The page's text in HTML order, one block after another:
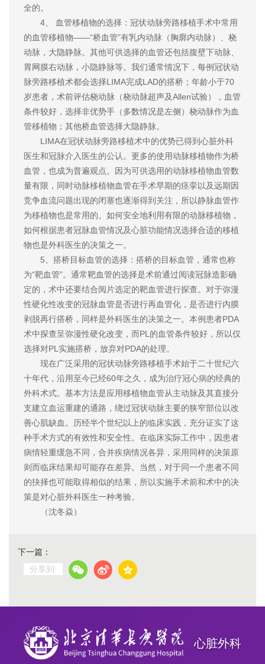
全的。
4、 血管移植物的选择：冠状动脉旁路移植手术中常用
的血管移植物——“桥血管”有乳内动脉（胸廓内动脉）、桡
动脉，大隐静脉。其他可供选择的血管还包括腹壁下动脉、
胃网膜右动脉，小隐静脉等。我们通常情况下，每例冠状动
脉旁路移植术都会选择LIMA完成LAD的搭桥；年龄小于70
岁患者，术前评估桡动脉（桡动脉超声及Allen试验），血管
条件较好，选择非优势手（多数情况是左侧）桡动脉作为血
管移植物；其他桥血管选择大隐静脉。
LIMA在冠状动脉旁路移植术中的优势已得到心脏外科
医生和冠脉介入医生的公认。更多的使用动脉移植物作为桥
血管，也成为普遍观点。因为可供选用的动脉移植物血管数
量有限，同时动脉移植物血管在手术早期的痉挛以及远期因
竞争血流问题出现的闭塞也逐渐得到关注，所以静脉血管作
为移植物也是常用的。如何安全地利用有限的动脉移植物，
如何根据患者冠脉血管情况及心脏功能情况选择合适的移植
物也是外科医生的决策之一。
5、搭桥目标血管的选择：搭桥的目标血管，通常也称
为“靶血管”。通常靶血管的选择是术前通过阅读冠脉造影确
定的，术中还要结合阅片选定的靶血管进行探查。对于弥漫
性硬化性改变的冠脉血管是否进行再血管化，是否进行内膜
剥脱再行搭桥，同样是外科医生的决策之一。本例患者PDA
术中探查呈弥漫性硬化改变，而PL的血管条件较好，所以仅
选择对PL实施搭桥，放弃对PDA的处理。
现在广泛采用的冠状动脉旁路移植手术始于二十世纪六
十年代，沿用至今已经60年之久，成为治疗冠心病的经典的
外科术式。基本方法是应用移植物血管从主动脉及其直接分
支建立血运重建的通路，绕过冠状动脉主要的狭窄部位以改
善心肌缺血。历经半个世纪以上的临床实践，充分证实了这
种手术方式的有效性和安全性。在临床实际工作中，因患者
病情轻重缓急不同，合并疾病情况各异，采用同样的决策原
则而临床结果却可能存在差异。当然，对于同一个患者不同
的抉择也可能取得相似的结果，所以实施手术前和术中的决
策是对心脏外科医生一种考验。
（沈冬焱）
下一篇：
分享到:
心脏外科